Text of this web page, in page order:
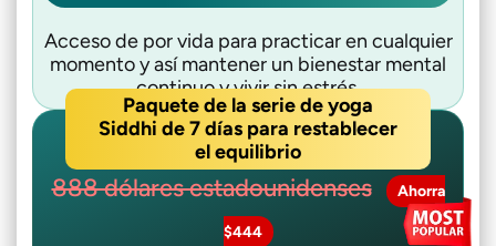
Acceso de por vida para practicar en cualquier
momento y así mantener un bienestar mental
continuo y vivir sin estrés.
Paquete de la serie de yoga
Siddhi de 7 días para restablecer
el equilibrio
888 dólares estadounidenses Ahorra
$444